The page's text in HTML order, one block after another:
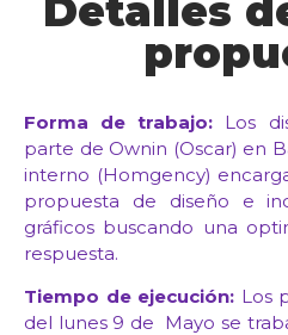
Detalles
Forma de trabajo: Los
parte de Ownin (Oscar) en
interno (Homgency)
propuesta de diseño e
gráficos buscando una
respuesta.
Tiempo de ejecución: Los
del lunes 9 de Mayo se